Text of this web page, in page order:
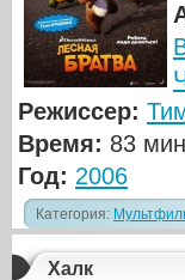
Режиссер:
Время: 83
Год: 2006
Категория:
Халк